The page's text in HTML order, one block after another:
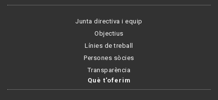
Junta directiva i equip
Objectius
Línies de treball
Persones sòcies
Transparència
Què t'oferim